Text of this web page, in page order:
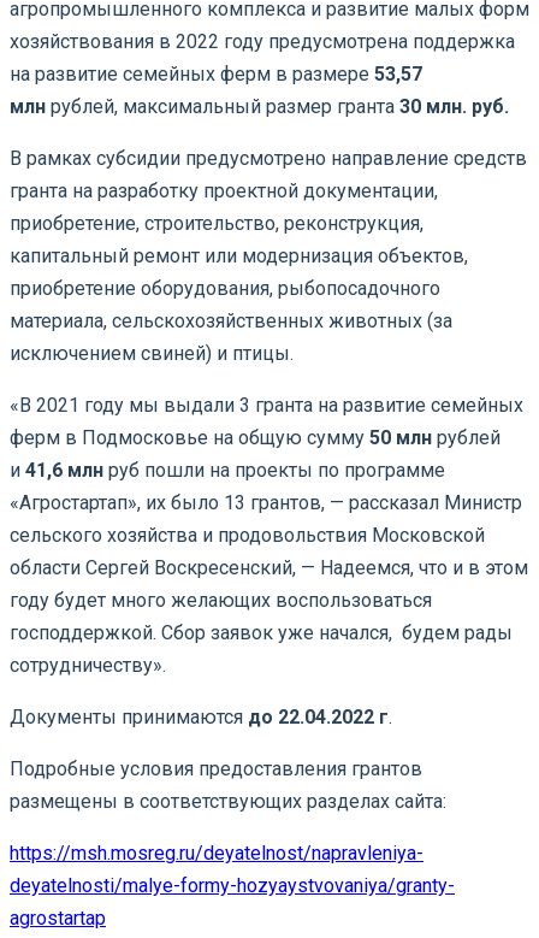
агропромышленного комплекса и развитие малых форм
хозяйствования в 2022 году предусмотрена поддержка
на развитие семейных ферм в размере 53,57
млн рублей, максимальный размер гранта 30 млн. руб.
В рамках субсидии предусмотрено направление средств
гранта на разработку проектной документации,
приобретение, строительство, реконструкция,
капитальный ремонт или модернизация объектов,
приобретение оборудования, рыбопосадочного
материала, сельскохозяйственных животных (за
исключением свиней) и птицы.
«В 2021 году мы выдали 3 гранта на развитие семейных
ферм в Подмосковье на общую сумму 50 млн рублей
и 41,6 млн руб пошли на проекты по программе
«Агростартап», их было 13 грантов, — рассказал Министр
сельского хозяйства и продовольствия Московской
области Сергей Воскресенский, — Надеемся, что и в этом
году будет много желающих воспользоваться
господдержкой. Сбор заявок уже начался, будем рады
сотрудничеству».
Документы принимаются до 22.04.2022 г.
Подробные условия предоставления грантов
размещены в соответствующих разделах сайта:
https://msh.mosreg.ru/deyatelnost/napravleniya-
deyatelnosti/malye-formy-hozyaystvovaniya/granty-
agrostartap